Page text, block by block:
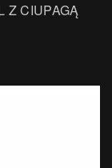
Z CIUPAGĄ